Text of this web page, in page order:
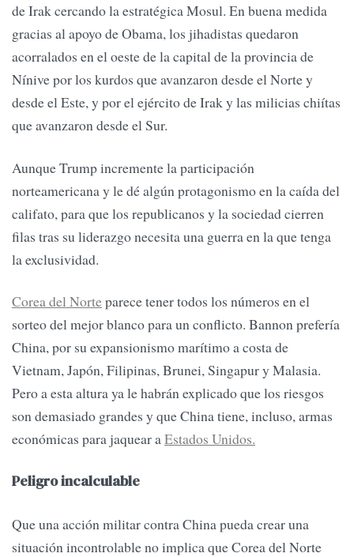
de Irak cercando la estratégica Mosul. En buena medida
gracias al apoyo de Obama, los jihadistas quedaron
acorralados en el oeste de la capital de la provincia de
Nínive por los kurdos que avanzaron desde el Norte y
desde el Este, y por el ejército de Irak y las milicias chiítas
que avanzaron desde el Sur.
Aunque Trump incremente la participación
norteamericana y le dé algún protagonismo en la caída del
califato, para que los republicanos y la sociedad cierren
filas tras su liderazgo necesita una guerra en la que tenga
la exclusividad.
Corea del Norteparece tener todos los números en el
sorteo del mejor blanco para un conflicto. Bannon prefería
China, por su expansionismo marítimo a costa de
Vietnam, Japón, Filipinas, Brunei, Singapur y Malasia.
Pero a esta altura ya le habrán explicado que los riesgos
son demasiado grandes y que China tiene, incluso, armas
económicas para jaquear aEstados Unidos.
Peligro incalculable
Que una acción militar contra China pueda crear una
situación incontrolable no implica que Corea del Norte